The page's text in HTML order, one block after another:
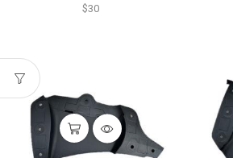
$30